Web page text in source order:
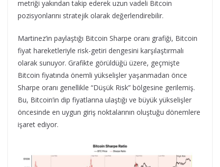
metriği yakından takip ederek uzun vadeli Bitcoin
pozisyonlarını stratejik olarak değerlendirebilir.
Martinez’in paylaştığı Bitcoin Sharpe oranı grafiği, Bitcoin
fiyat hareketleriyle risk-getiri dengesini karşılaştırmalı
olarak sunuyor. Grafikte görüldüğü üzere, geçmişte
Bitcoin fiyatında önemli yükselişler yaşanmadan önce
Sharpe oranı genellikle “Düşük Risk” bölgesine gerilemiş.
Bu, Bitcoin’in dip fiyatlarına ulaştığı ve büyük yükselişler
öncesinde en uygun giriş noktalarının oluştuğu dönemlere
işaret ediyor.